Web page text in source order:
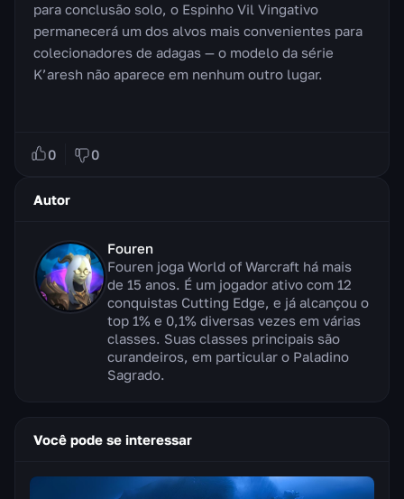
para conclusão solo, o Espinho Vil Vingativo
permanecerá um dos alvos mais convenientes para
colecionadores de adagas — o modelo da série
K’aresh não aparece em nenhum outro lugar.
0 0
Autor
Fouren
Fouren joga World of Warcraft há mais
de 15 anos. É um jogador ativo com 12
conquistas Cutting Edge, e já alcançou o
top 1% e 0,1% diversas vezes em várias
classes. Suas classes principais são
curandeiros, em particular o Paladino
Sagrado.
Você pode se interessar